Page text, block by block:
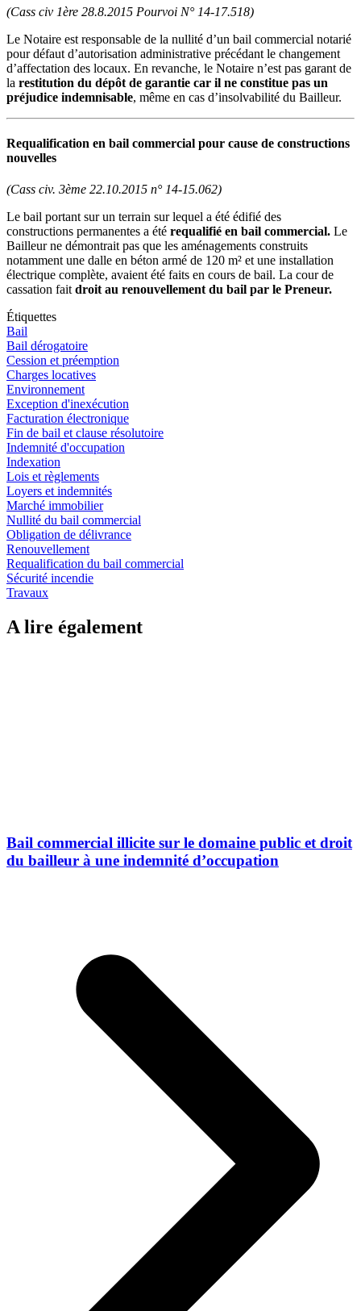
(Cass civ 1ère 28.8.2015 Pourvoi N° 14-17.518)
Le Notaire est responsable de la nullité d’un bail commercial notarié
pour défaut d’autorisation administrative précédant le changement
d’affectation des locaux. En revanche, le Notaire n’est pas garant de
la restitution du dépôt de garantie car il ne constitue pas un
préjudice indemnisable, même en cas d’insolvabilité du Bailleur.
Requalification en bail commercial pour cause de constructions
nouvelles
(Cass civ. 3ème 22.10.2015 n° 14-15.062)
Le bail portant sur un terrain sur lequel a été édifié des
constructions permanentes a été requalifié en bail commercial. Le
Bailleur ne démontrait pas que les aménagements construits
notamment une dalle en béton armé de 120 m² et une installation
électrique complète, avaient été faits en cours de bail. La cour de
cassation faitdroit au renouvellement du bail par le Preneur.
Étiquettes
Bail
Bail dérogatoire
Cession et préemption
Charges locatives
Environnement
Exception d'inexécution
Facturation électronique
Fin de bail et clause résolutoire
Indemnité d'occupation
Indexation
Lois et règlements
Loyers et indemnités
Marché immobilier
Nullité du bail commercial
Obligation de délivrance
Renouvellement
Requalification du bail commercial
Sécurité incendie
Travaux
A lire également
Bail commercial illicite sur le domaine public et droit
du bailleur à une indemnité d’occupation